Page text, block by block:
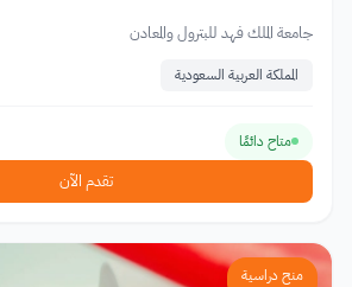
جامعة الملك فهد للبترول والمعادن
المملكة العربية السعودية
متاح دائمًا
تقدم الآن
منح دراسية